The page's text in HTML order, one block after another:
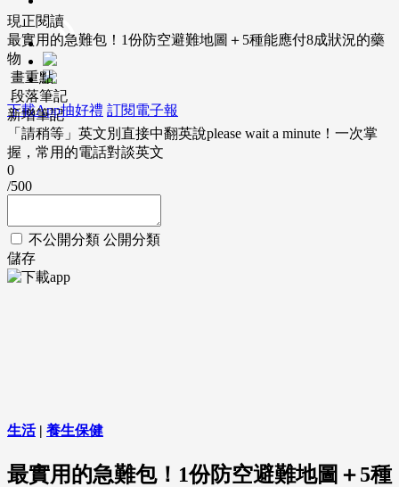
下載App抽好禮 訂閱電子報
現正閱讀
最實用的急難包！1份防空避難地圖＋5種能應付8成狀況的藥
物
畫重點
段落筆記
新增筆記
「請稍等」英文別直接中翻英說please wait a minute！一次掌
握，常用的電話對談英文
0
/500
不公開分類 公開分類
儲存
生活| 養生保健
最實用的急難包！1份防空避難地圖＋5種